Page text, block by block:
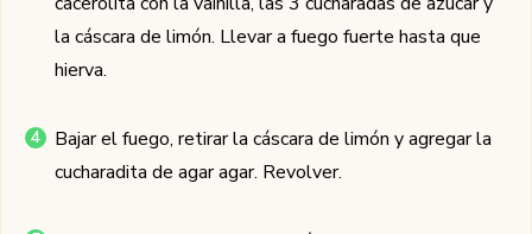
la cáscara de limón. Llevar a fuego fuerte hasta que
hierva.
Bajar el fuego, retirar la cáscara de limón y agregar la
cucharadita de agar agar. Revolver.